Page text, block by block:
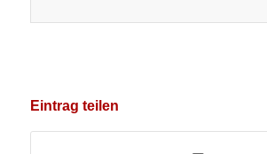
Eintrag teilen